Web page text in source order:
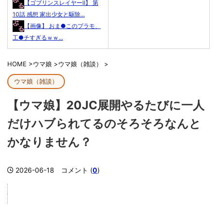
【ゴブリンスレイヤーⅡ】 第
10話 感想 家出少女と駆除...
【画像】 おま●このプラモ、
工●チすぎるｗｗ...
HOME >ウマ娘 >ウマ娘（雑談） >
ウマ娘（雑談）
【ウマ娘】20JC展開やるたびに一人
だけハブられてるのそろそろなんと
かなりません？
2026-06-18 コメント (0)